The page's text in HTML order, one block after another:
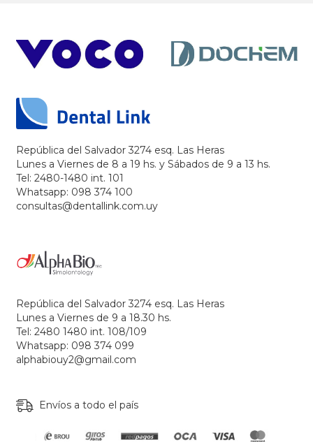
República del Salvador 3274 esq. Las Heras
Lunes a Viernes de 8 a 19 hs. y Sábados de 9 a 13 hs.
Tel: 2480-1480 int. 101
Whatsapp: 098 374 100
consultas@dentallink.com.uy
República del Salvador 3274 esq. Las Heras
Lunes a Viernes de 9 a 18.30 hs.
Tel: 2480 1480 int. 108/109
Whatsapp: 098 374 099
alphabiouy2@gmail.com
Envíos a todo el país